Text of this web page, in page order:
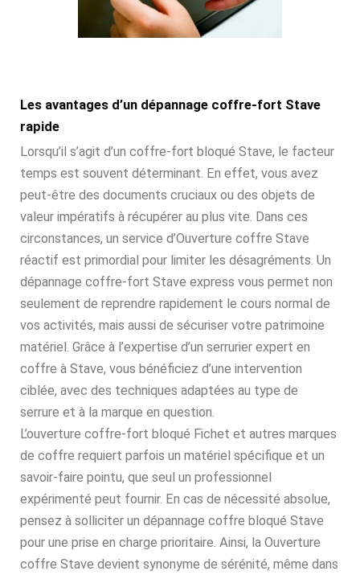
Les avantages d’un dépannage coffre-fort Stave
rapide
Lorsqu’il s’agit d’un coffre-fort bloqué Stave, le facteur
temps est souvent déterminant. En effet, vous avez
peut-être des documents cruciaux ou des objets de
valeur impératifs à récupérer au plus vite. Dans ces
circonstances, un service d’Ouverture coffre Stave
réactif est primordial pour limiter les désagréments. Un
dépannage coffre-fort Stave express vous permet non
seulement de reprendre rapidement le cours normal de
vos activités, mais aussi de sécuriser votre patrimoine
matériel. Grâce à l’expertise d’un serrurier expert en
coffre à Stave, vous bénéficiez d’une intervention
ciblée, avec des techniques adaptées au type de
serrure et à la marque en question.
L’ouverture coffre-fort bloqué Fichet et autres marques
de coffre requiert parfois un matériel spécifique et un
savoir-faire pointu, que seul un professionnel
expérimenté peut fournir. En cas de nécessité absolue,
pensez à solliciter un dépannage coffre bloqué Stave
pour une prise en charge prioritaire. Ainsi, la Ouverture
coffre Stave devient synonyme de sérénité, même dans